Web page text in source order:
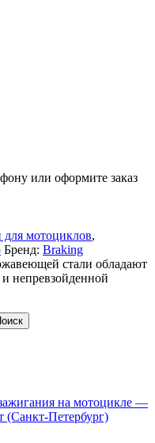
или оформите заказ
для мотоциклов,
Бренд: Braking
стали обладают
непревзойденной
на мотоцикле —
Петербург)